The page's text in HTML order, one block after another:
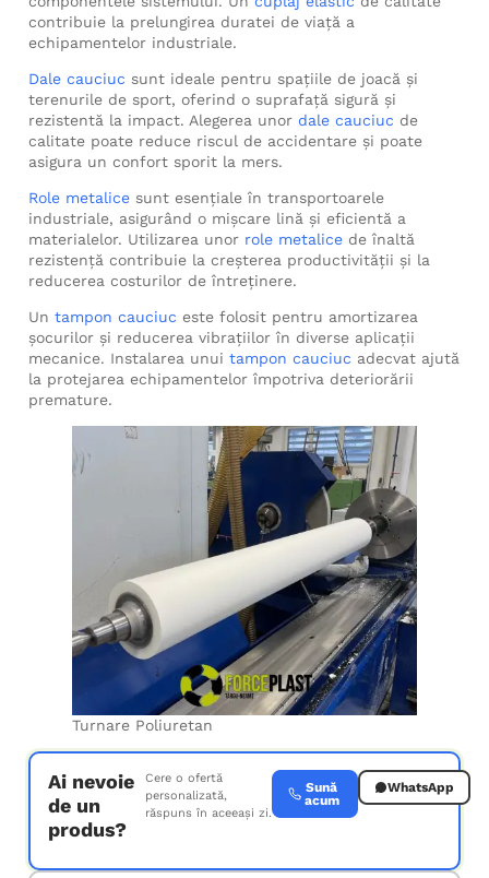
contribuie la prelungirea duratei de viață a
echipamentelor industriale.
Dale cauciuc sunt ideale pentru spațiile de joacă și
terenurile de sport, oferind o suprafață sigură și
rezistentă la impact. Alegerea unor dale cauciuc de
calitate poate reduce riscul de accidentare și poate
asigura un confort sporit la mers.
Role metalice sunt esențiale în transportoarele
industriale, asigurând o mișcare lină și eficientă a
materialelor. Utilizarea unor role metalice de înaltă
rezistență contribuie la creșterea productivității și la
reducerea costurilor de întreținere.
Un tampon cauciuc este folosit pentru amortizarea
șocurilor și reducerea vibrațiilor în diverse aplicații
mecanice. Instalarea unui tampon cauciuc adecvat ajută
la protejarea echipamentelor împotriva deteriorării
premature.
Turnare Poliuretan
Ai nevoie
de un
produs?
Cere o ofertă
personalizată,
răspuns în aceeași zi.
Sună
acum
WhatsApp